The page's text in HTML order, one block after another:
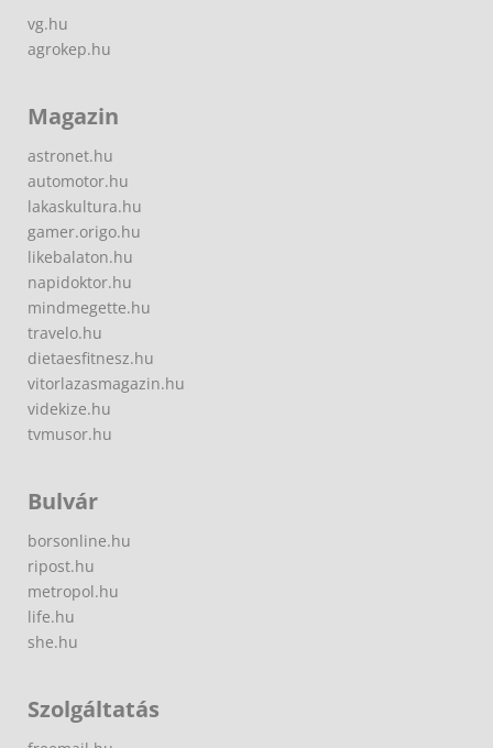
vg.hu
agrokep.hu
Magazin
astronet.hu
automotor.hu
lakaskultura.hu
gamer.origo.hu
likebalaton.hu
napidoktor.hu
mindmegette.hu
travelo.hu
dietaesfitnesz.hu
vitorlazasmagazin.hu
videkize.hu
tvmusor.hu
Bulvár
borsonline.hu
ripost.hu
metropol.hu
life.hu
she.hu
Szolgáltatás